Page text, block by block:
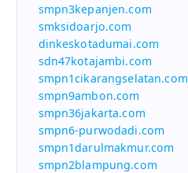
smpn3kepanjen.com
smksidoarjo.com
dinkeskotadumai.com
sdn47kotajambi.com
smpn1cikarangselatan.com
smpn9ambon.com
smpn36jakarta.com
smpn6-purwodadi.com
smpn1darulmakmur.com
smpn2blampung.com